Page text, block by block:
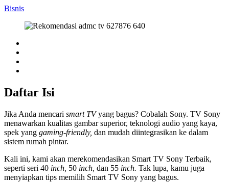
Bisnis
Daftar Isi
Jika Anda mencari smart TVyang bagus? Cobalah Sony. TV Sony
menawarkan kualitas gambar superior, teknologi audio yang kaya,
spek yang gaming-friendly, dan mudah diintegrasikan ke dalam
sistem rumah pintar.
Kali ini, kami akan merekomendasikan Smart TV Sony Terbaik,
seperti seri 40 inch, 50 inch, dan 55 inch. Tak lupa, kamu juga
menyiapkan tips memilih Smart TV Sony yang bagus.